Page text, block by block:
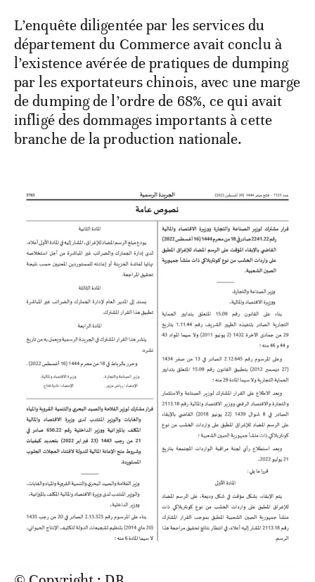
L’enquête diligentée par les services du
département du Commerce avait conclu à
l’existence avérée de pratiques de dumping
par les exportateurs chinois, avec une marge
de dumping de l’ordre de 68%, ce qui avait
infligé des dommages importants à cette
branche de la production nationale.